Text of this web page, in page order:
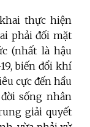
thực hiện
phải đối mặt
(nhất là hậu
biến đổi khí
cực đến hầu
sống nhân
giải quyết